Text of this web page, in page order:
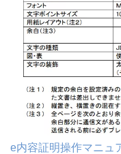
e内容証明操作マニュ